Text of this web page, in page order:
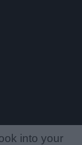
into your